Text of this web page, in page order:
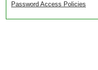
Password Access Policies